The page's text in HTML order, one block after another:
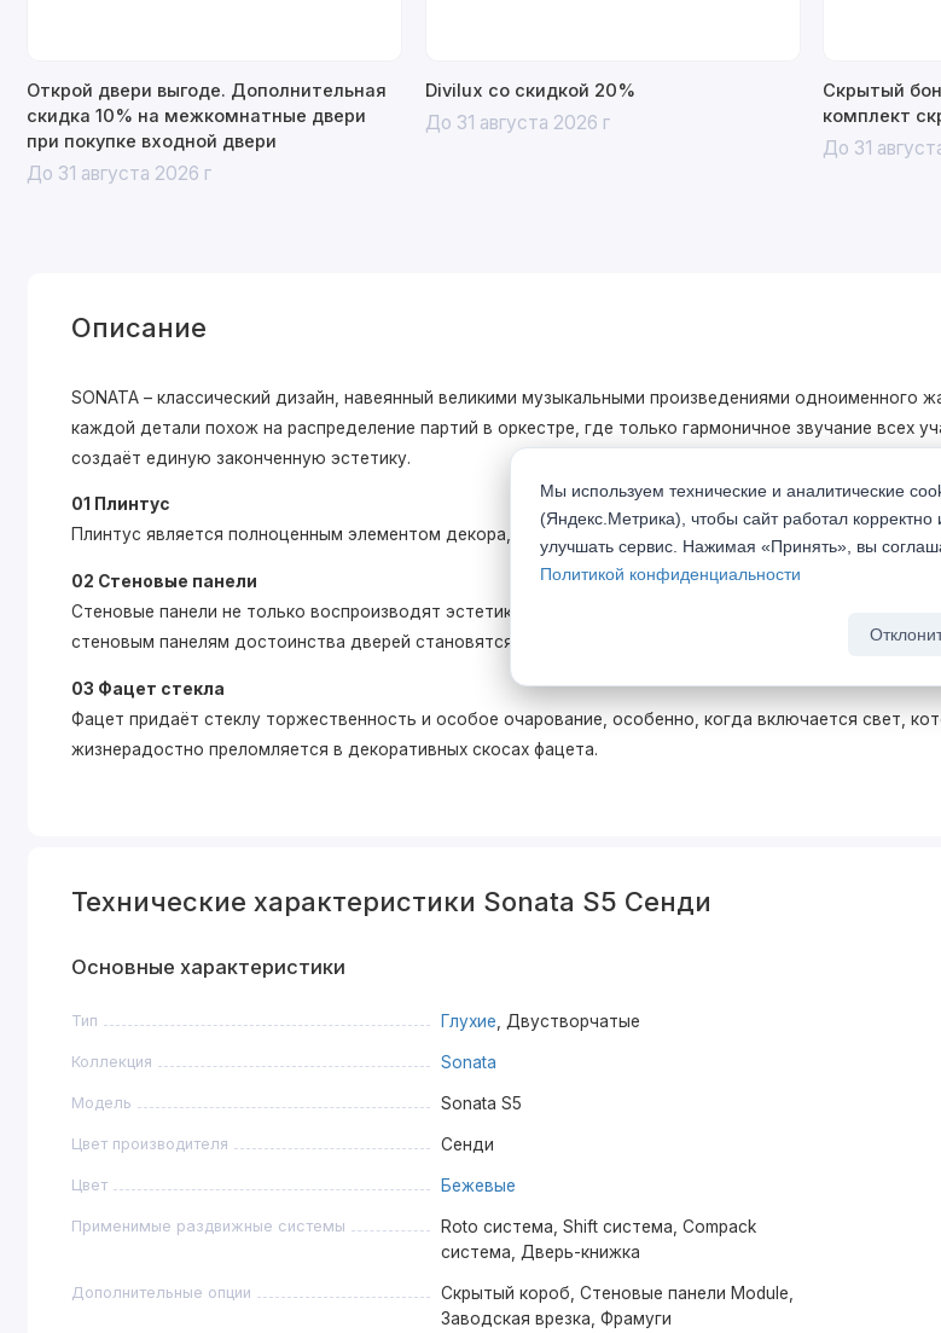
Открой двери выгоде. Дополнительная
скидка 10% на межкомнатные двери
при покупке входной двери
До 31 августа 2026 г
Divilux со скидкой 20%
До 31 августа 2026 г
Скрытый
комплект
До 31
Описание
SONATA – классический дизайн, навеянный великими музыкальными произведениями одноименного
каждой детали похож на распределение партий в оркестре, где только гармоничное звучание всех
создаёт единую законченную эстетику.
01 Плинтус
Плинтус является полноценным элементом декора, который придаёт интерьеру целостность.
02 Стеновые панели
Стеновые панели не только воспроизводят эстетику двери, но и вносят в интерьер порядок.
стеновым панелям достоинства дверей становятся заметнее и выразительнее.
03 Фацет стекла
Фацет придаёт стеклу торжественность и особое очарование, особенно, когда включается свет,
жизнерадостно преломляется в декоративных скосах фацета.
Технические характеристики Sonata S5 Сенди
Основные характеристики
Тип Глухие , Двустворчатые
Коллекция Sonata
Модель Sonata S5
Цвет производителя Сенди
Цвет Бежевые
Применимые раздвижные системы
Roto система, Shift система, Compack
система, Дверь-книжка
Дополнительные опции
Скрытый короб, Стеновые панели Module,
Заводская врезка, Фрамуги
Мы используем технические и аналитические
(Яндекс.Метрика), чтобы сайт работал
улучшать сервис. Нажимая «Принять», вы
Политикой конфиденциальности